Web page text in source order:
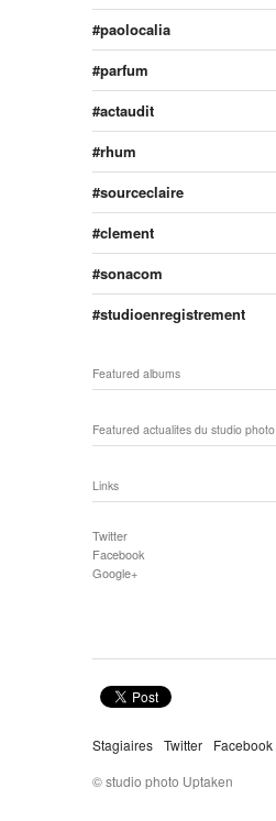
paolocalia
parfum
actaudit
rhum
sourceclaire
clement
sonacom
studioenregistrement
Featured albums
Featured actualites du studio photo
Links
Twitter
Facebook
Google+
Stagiaires Twitter Facebook
© studio photo Uptaken